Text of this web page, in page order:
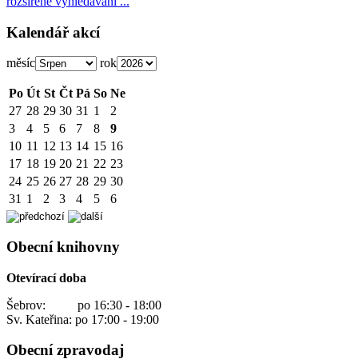
Kalendář akcí
měsíc rok
Po Út St Čt Pá So Ne
27 28 29 30 31 1
2
3
4 5 6 7 8
9
10 11 12 13 14 15 16
17 18 19 20 21 22 23
24 25 26 27 28 29 30
31 1 2 3 4 5 6
Obecní knihovny
Otevírací doba
Šebrov: po 16:30 - 18:00
Sv. Kateřina: po 17:00 - 19:00
Obecní zpravodaj